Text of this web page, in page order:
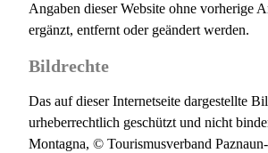
Angaben dieser Website ohne vorherige
ergänzt, entfernt oder geändert werden.
Bildrechte
Das auf dieser Internetseite dargestellte
urheberrechtlich geschützt und nicht
Montagna, © Tourismusverband